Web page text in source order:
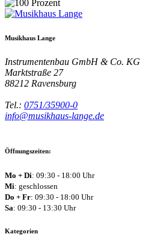
Musikhaus Lange
Instrumentenbau GmbH & Co. KG
Marktstraße 27
88212 Ravensburg
Tel.: 0751/35900-0
info@musikhaus-lange.de
Öffnungszeiten:
Mo + Di: 09:30 - 18:00 Uhr
Mi: geschlossen
Do + Fr: 09:30 - 18:00 Uhr
Sa: 09:30 - 13:30 Uhr
Kategorien